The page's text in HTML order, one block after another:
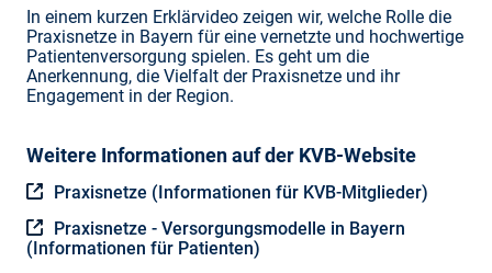
In einem kurzen Erklärvideo zeigen wir, welche Rolle die
Praxisnetze in Bayern für eine vernetzte und hochwertige
Patientenversorgung spielen. Es geht um die
Anerkennung, die Vielfalt der Praxisnetze und ihr
Engagement in der Region.
Weitere Informationen auf der KVB-Website
Praxisnetze (Informationen für KVB-Mitglieder)
Praxisnetze - Versorgungsmodelle in Bayern
(Informationen für Patienten)